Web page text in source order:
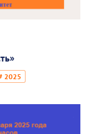
2025